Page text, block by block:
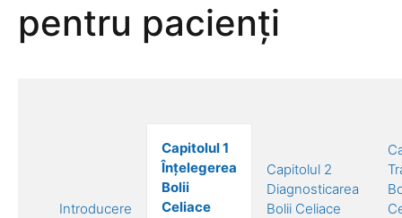
pentru pacienți
Introducere
Capitolul 1
Înțelegerea
Bolii
Celiace
Capitolul 2
Diagnosticarea
Bolii Celiace